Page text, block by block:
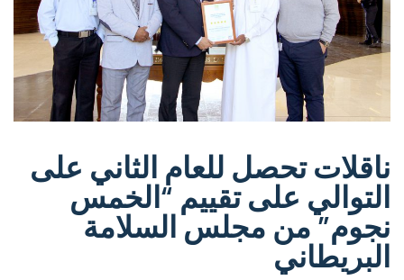
ناقلات تحصل للعام الثاني على
التوالي على تقييم “الخمس
نجوم” من مجلس السلامة
البريطاني